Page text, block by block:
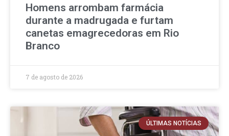
Homens arrombam farmácia
durante a madrugada e furtam
canetas emagrecedoras em Rio
Branco
7 de agosto de 2026
ÚLTIMAS NOTÍCIAS